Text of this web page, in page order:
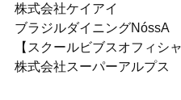
株式会社ケイアイ
ブラジルダイニングNóssA
【スクールビブスオフィシ
株式会社スーパーアルプス